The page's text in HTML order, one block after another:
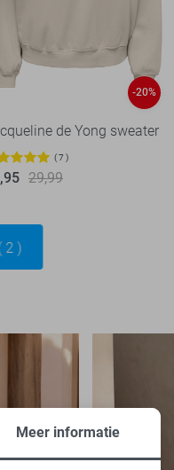
-20%
de Yong sweater
7
29,99
2
Meer informatie